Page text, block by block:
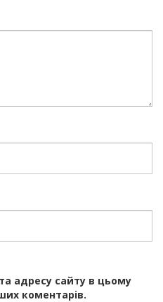
адресу сайту в цьому
коментарів.